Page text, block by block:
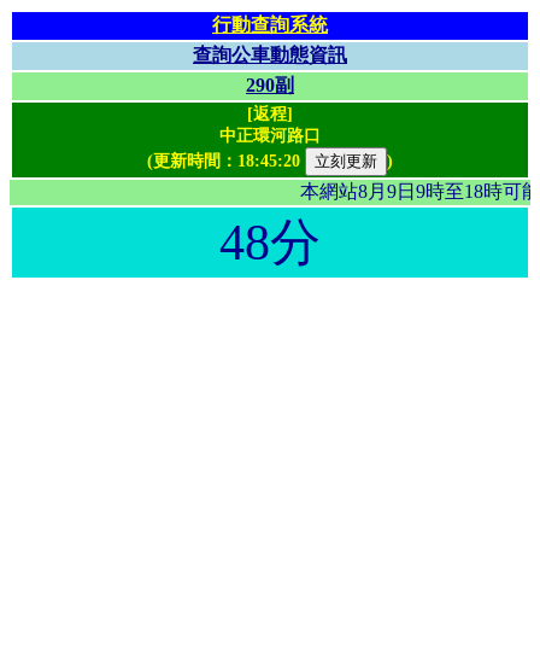
行動查詢系統
查詢公車動態資訊
290副
[返程]
中正環河路口
(更新時間： 18:45:20 )
本網站8月9日9時至18
48分